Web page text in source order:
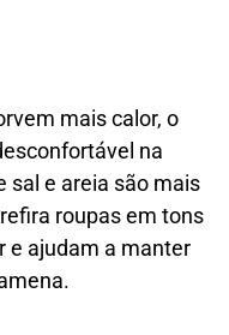
mais calor, o
na
sal e areia são mais
roupas em tons
e ajudam a manter